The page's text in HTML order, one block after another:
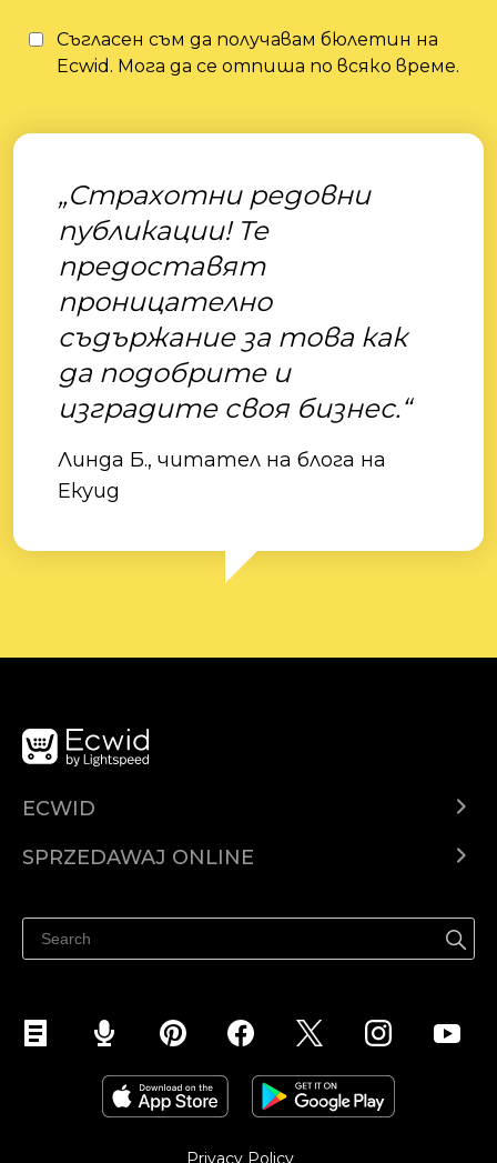
Съгласен съм да получавам бюлетин на
Ecwid. Мога да се отпиша по всяко време.
„Страхотни редовни
публикации! Те
предоставят
проницателно
съдържание за това как
да подобрите и
изградите своя бизнес.“
Линда Б., читател на блога на
Екуид
ECWID
Cena
SPRZEDAWAJ ONLINE
Sprzedawaj na Facebooku
Sprzedawaj na Instagramie
Privacy Policy